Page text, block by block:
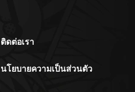
ติดต่อเรา
นโยบายความเป็นส่วนตัว